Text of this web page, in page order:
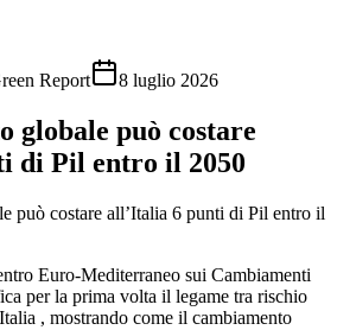
Report 8 luglio 2026
globale può costare
di Pil entro il 2050
Euro-Mediterraneo sui Cambiamenti
per la prima volta il legame tra rischio
, mostrando come il cambiamento